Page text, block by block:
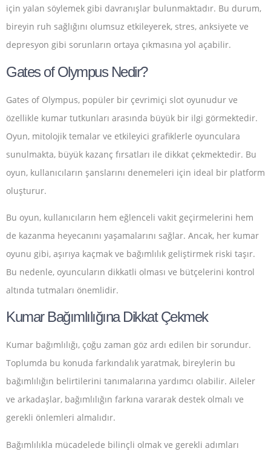
için yalan söylemek gibi davranışlar bulunmaktadır. Bu durum,
bireyin ruh sağlığını olumsuz etkileyerek, stres, anksiyete ve
depresyon gibi sorunların ortaya çıkmasına yol açabilir.
Gates of Olympus Nedir?
Gates of Olympus, popüler bir çevrimiçi slot oyunudur ve
özellikle kumar tutkunları arasında büyük bir ilgi görmektedir.
Oyun, mitolojik temalar ve etkileyici grafiklerle oyunculara
sunulmakta, büyük kazanç fırsatları ile dikkat çekmektedir. Bu
oyun, kullanıcıların şanslarını denemeleri için ideal bir platform
oluşturur.
Bu oyun, kullanıcıların hem eğlenceli vakit geçirmelerini hem
de kazanma heyecanını yaşamalarını sağlar. Ancak, her kumar
oyunu gibi, aşırıya kaçmak ve bağımlılık geliştirmek riski taşır.
Bu nedenle, oyuncuların dikkatli olması ve bütçelerini kontrol
altında tutmaları önemlidir.
Kumar Bağımlılığına Dikkat Çekmek
Kumar bağımlılığı, çoğu zaman göz ardı edilen bir sorundur.
Toplumda bu konuda farkındalık yaratmak, bireylerin bu
bağımlılığın belirtilerini tanımalarına yardımcı olabilir. Aileler
ve arkadaşlar, bağımlılığın farkına vararak destek olmalı ve
gerekli önlemleri almalıdır.
Bağımlılıkla mücadelede bilinçli olmak ve gerekli adımları